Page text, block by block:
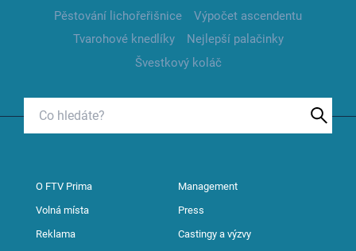
Pěstování lichořeřišnice
Výpočet ascendentu
Tvarohové knedlíky
Nejlepší palačinky
Švestkový koláč
O FTV Prima Management
Volná místa Press
Reklama Castingy a výzvy